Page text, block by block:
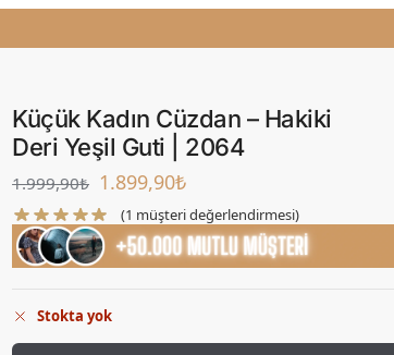
Küçük Kadın Cüzdan – Hakiki
Deri Yeşil Guti | 2064
1.999,90₺ 1.899,90₺
(1 müşteri değerlendirmesi)
Stokta yok